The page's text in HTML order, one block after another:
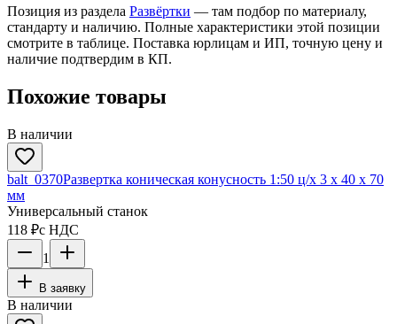
Позиция из раздела Развёртки — там подбор по материалу,
стандарту и наличию. Полные характеристики этой позиции
смотрите в таблице. Поставка юрлицам и ИП, точную цену и
наличие подтвердим в КП.
Похожие товары
В наличии
balt_0370Развертка коническая конусность 1:50 ц/х 3 х 40 х 70
мм
Универсальный станок
118 ₽с НДС
1
В заявку
В наличии